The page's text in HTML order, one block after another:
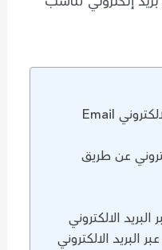
ما هو التسويق عبر البريد الالكتروني Email
عن طريق
الالكتروني
الالكتروني